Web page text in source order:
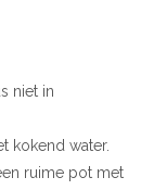
niet in
kokend water.
ruime pot met